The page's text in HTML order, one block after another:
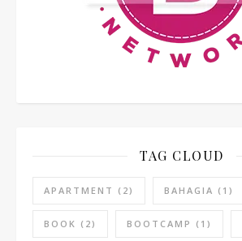
TAG CLOUD
APARTMENT (2) BAHAGIA (1)
BOOK (2) BOOTCAMP (1)